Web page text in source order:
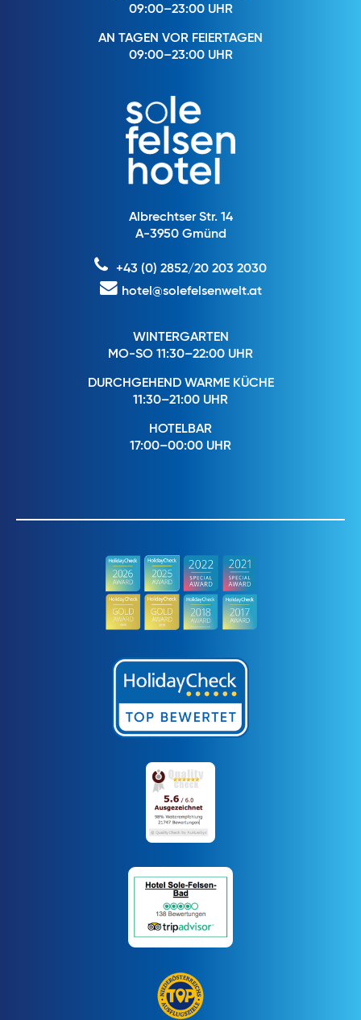
09:00–23:00 UHR
AN TAGEN VOR FEIERTAGEN
09:00–23:00 UHR
Albrechtser Str. 14
A-3950 Gmünd
+43 (0) 2852/20 203 2030
hotel@solefelsenwelt.at
WINTERGARTEN
MO-SO 11:30–22:00 UHR
DURCHGEHEND WARME KÜCHE
11:30–21:00 UHR
HOTELBAR
17:00–00:00 UHR